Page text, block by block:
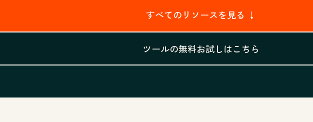
すべてのリソースを見る ↓
ツールの無料お試しはこちら